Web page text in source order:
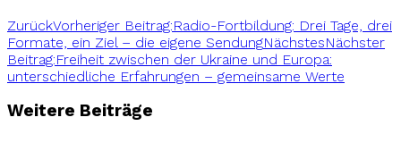
ZurückVorheriger Beitrag:Radio-Fortbildung: Drei Tage, drei
Formate, ein Ziel – die eigene SendungNächstesNächster
Beitrag:Freiheit zwischen der Ukraine und Europa:
unterschiedliche Erfahrungen – gemeinsame Werte
Weitere Beiträge